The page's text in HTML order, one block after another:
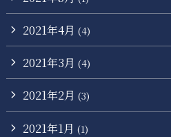
2021年4月 (4)
2021年3月 (4)
2021年2月 (3)
2021年1月 (1)